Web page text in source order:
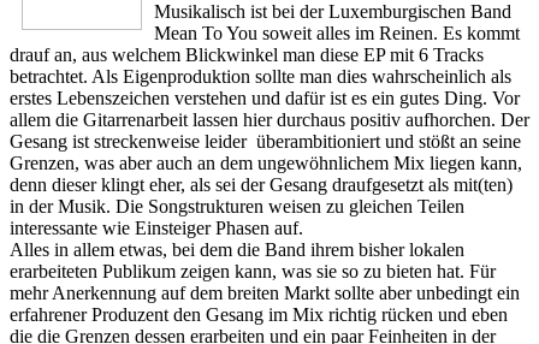
Musikalisch ist bei der Luxemburgischen Band
Mean To You soweit alles im Reinen. Es kommt
drauf an, aus welchem Blickwinkel man diese EP mit 6 Tracks
betrachtet. Als Eigenproduktion sollte man dies wahrscheinlich als
erstes Lebenszeichen verstehen und dafür ist es ein gutes Ding. Vor
allem die Gitarrenarbeit lassen hier durchaus positiv aufhorchen. Der
Gesang ist streckenweise leider überambitioniert und stößt an seine
Grenzen, was aber auch an dem ungewöhnlichem Mix liegen kann,
denn dieser klingt eher, als sei der Gesang draufgesetzt als mit(ten)
in der Musik. Die Songstrukturen weisen zu gleichen Teilen
interessante wie Einsteiger Phasen auf.
Alles in allem etwas, bei dem die Band ihrem bisher lokalen
erarbeiteten Publikum zeigen kann, was sie so zu bieten hat. Für
mehr Anerkennung auf dem breiten Markt sollte aber unbedingt ein
erfahrener Produzent den Gesang im Mix richtig rücken und eben
die die Grenzen dessen erarbeiten und ein paar Feinheiten in der